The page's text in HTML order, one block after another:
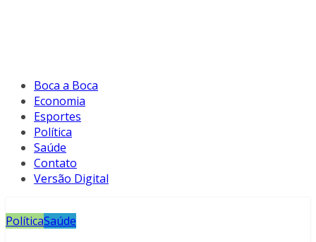
Boca a Boca
Economia
Esportes
Política
Saúde
Contato
Versão Digital
PolíticaSaúde